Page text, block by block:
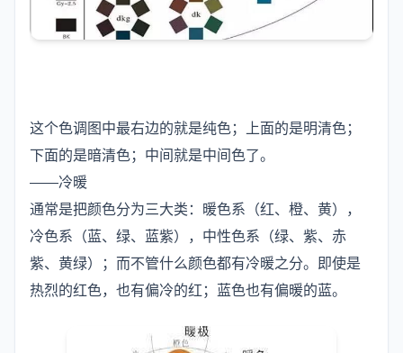
这个色调图中最右边的就是纯色；上面的是明清色；
下面的是暗清色；中间就是中间色了。
——冷暖
通常是把颜色分为三大类：暖色系（红、橙、黄），
冷色系（蓝、绿、蓝紫），中性色系（绿、紫、赤
紫、黄绿）；而不管什么颜色都有冷暖之分。即使是
热烈的红色，也有偏冷的红；蓝色也有偏暖的蓝。